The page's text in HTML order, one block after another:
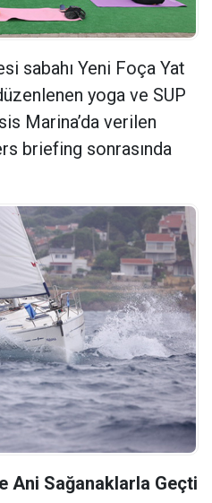
sabahı Yeni Foça Yat
yoga ve SUP
Marina’da verilen
briefing sonrasında
Ani Sağanaklarla Geçti